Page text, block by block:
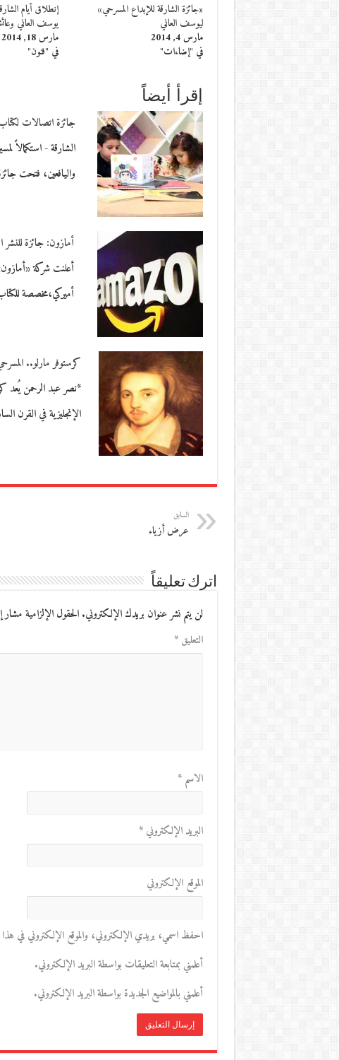
«جائزة الشارقة للإبداع المسرحي»
ليوسف العاني
مارس 4, 2014
في "إضاءات"
يوسف العاني
مارس 18, 2014
في "فنون"
إقرأ أيضاً
جائزة اتصالات
الشارقة - استكمالاً
واليافعين، فتحت
أمازون: جائزة للنشر
أميركي،مخصصة
كرستوفر مارلو..
*نصر عبد الرحمن يُعد
الإنجليزية في القرن
السابق
عرض أزياء
اترك تعليقاً
لن يتم نشر عنوان بريدك الإلكتروني. الحقول الإلزامية مشار
التعليق*
الاسم*
البريد الإلكتروني*
الموقع الإلكتروني
احفظ اسمي، بريدي الإلكتروني، والموقع الإلكتروني في هذا
أعلمني بمتابعة التعليقات بواسطة البريد الإلكتروني.
أعلمني بالمواضيع الجديدة بواسطة البريد الإلكتروني.